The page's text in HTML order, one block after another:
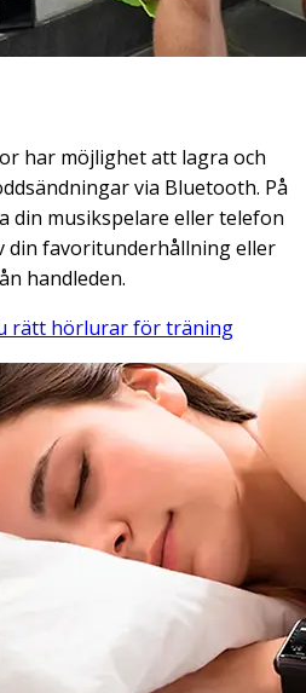
har möjlighet att lagra och
via Bluetooth. På
din musikspelare eller telefon
din favoritunderhållning eller
handleden.
rätt hörlurar för träning